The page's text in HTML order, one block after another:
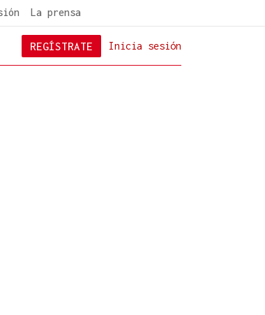
La prensa
Inicia sesión
REGÍSTRATE